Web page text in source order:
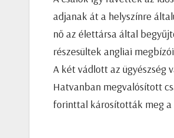
adjanak át a helyszínre
nő az élettársa által
részesültek angliai
A két vádlott az ügyészség
Hatvanban megvalósított
forinttal károsították meg